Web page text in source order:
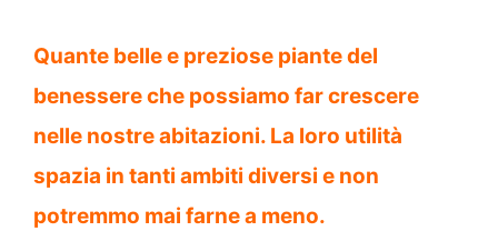
Quante belle e preziose piante del
benessere che possiamo far crescere
nelle nostre abitazioni. La loro utilità
spazia in tanti ambiti diversi e non
potremmo mai farne a meno.